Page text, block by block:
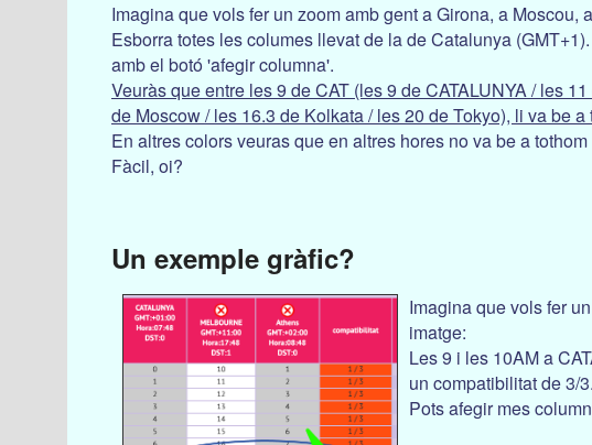
Imagina que vols fer un zoom amb gent a Girona, a
Esborra totes les columes llevat de la de Catalunya
amb el botó 'afegir columna'.
Veuràs que entre les 9 de CAT (les 9 de CATALUNYA / les
de Moscow / les 16.3 de Kolkata / les 20 de Tokyo), li va be a
En altres colors veuras que en altres hores no va be a
Fàcil, oi?
Un exemple gràfic?
Imagina que vols fer
imatge:
Les 9 i les 10AM a
un compatibilitat de 3/
Pots afegir mes